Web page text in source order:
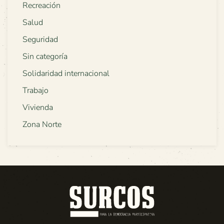
Recreación
Salud
Seguridad
Sin categoría
Solidaridad internacional
Trabajo
Vivienda
Zona Norte